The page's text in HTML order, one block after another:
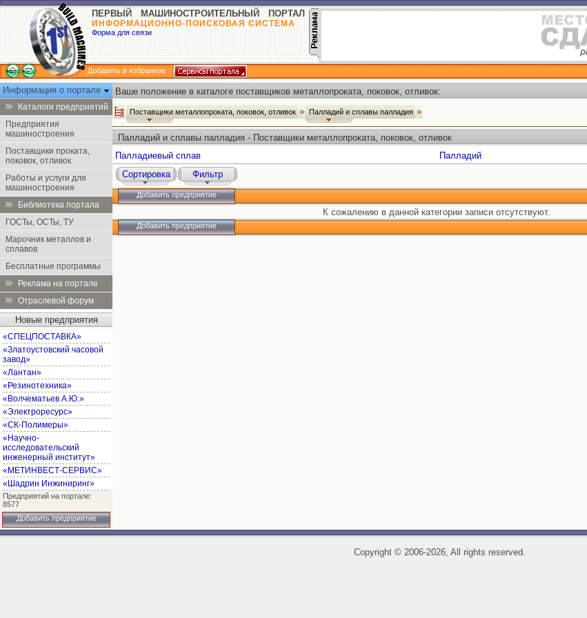
ПЕРВЫЙ МАШИНОСТРОИТЕЛЬНЫЙ ПОРТАЛ
ИНФОРМАЦИОННО-ПОИСКОВАЯ СИСТЕМА
Форма для связи
Добавить в избранное
Информация о портале
Каталоги предприятий
Предприятия
машиностроения
Поставщики проката,
поковок, отливок
Работы и услуги для
машиностроения
Библиотека портала
ГОСТы, ОСТы, ТУ
Марочник металлов и
сплавов
Бесплатные программы
Реклама на портале
Отраслевой форум
Новые предприятия
«СПЕЦПОСТАВКА»
«Златоустовский часовой
завод»
«Лантан»
«Резинотехника»
«Волчематьев А.Ю.»
«Электроресурс»
«СК-Полимеры»
«Научно-
исследовательский
инженерный институт»
«МЕТИНВЕСТ-СЕРВИС»
«Шадрин Инжиниринг»
Предприятий на портале:
8577
Добавить предприятие
Ваше положение в каталоге поставщиков металлопроката, поковок, отливок:
Поставщики металлопроката, поковок, отливок Палладий и сплавы палладия
Палладий и сплавы палладия - Поставщики металлопроката, поковок, отливок
Палладиевый сплав
Палладий
Сортировка
Фильтр
Добавить предприятие
К сожалению в данной категории записи отсутствуют.
Добавить предприятие
Copyright ©2006-2026, All rights reserved.